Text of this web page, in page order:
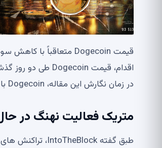
اقدام، قیمت Dogecoin طی دو روز گذشته در محدوده ثابتی بین 0.136 تا 0.143 دلار در نوسان بوده است.
در زمان نگارش این مقاله، Dogecoin با 2.15 درصد کاهش در 24 ساعت گذشته به 0.136 دلار رسیده است.
متریک فعالیت نهنگ در